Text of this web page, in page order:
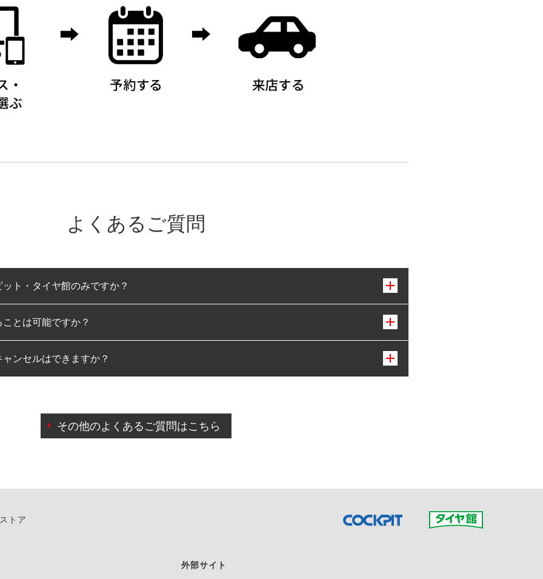
よくあるご質問
ト・タイヤ館のみですか？
みとなります。
とは可能ですか？
可能です。
ンセルはできますか？
によりご予約のキャンセルをご希望の際は、直接ご予約いただいた店舗へご連絡くださ
その他のよくあるご質問はこちら
トア
外部サイト